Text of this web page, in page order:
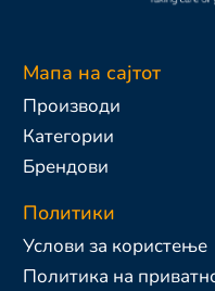
Мапа на сајтот
Производи
Категории
Брендови
Политики
Услови за користење
Политика на